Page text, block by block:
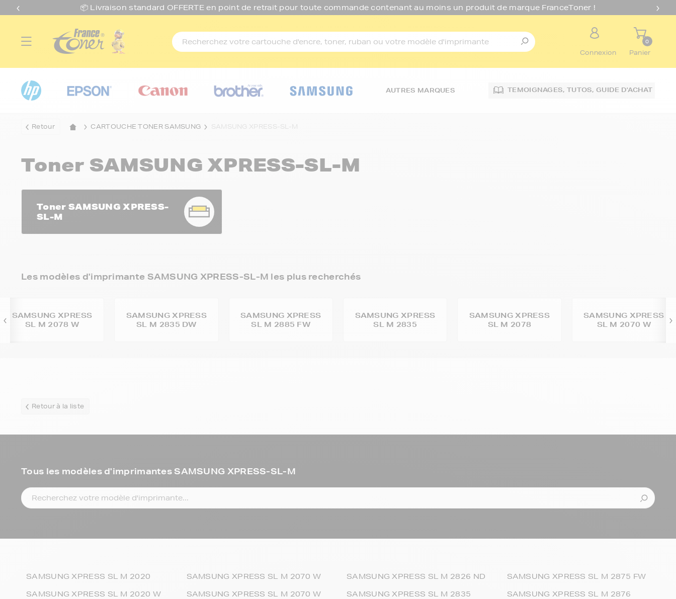
📦 Livraison standard OFFERTE en point de retrait pour toute commande contenant au moins un produit de marque FranceToner !
Connexion
0
Panier
AUTRES MARQUES TEMOIGNAGES, TUTOS,GUIDE D'ACHAT
Retour CARTOUCHE TONER SAMSUNG SAMSUNG XPRESS-SL-M
Toner SAMSUNG XPRESS-SL-M
Toner SAMSUNG XPRESS-
SL-M
Les modèles d'imprimante SAMSUNG XPRESS-SL-M les plus recherchés
SAMSUNG XPRESS
SL M 2078 W
SAMSUNG XPRESS
SL M 2835 DW
SAMSUNG XPRESS
SL M 2885 FW
SAMSUNG XPRESS
SL M 2835
SAMSUNG XPRESS
SL M 2078
SAMSUNG XPRESS
SL M 2070 W
Retour à la liste
Tous les modèles d'imprimantes SAMSUNG XPRESS-SL-M
SAMSUNG XPRESS SL M 2020
SAMSUNG XPRESS SL M 2020 W
SAMSUNG XPRESS SL M 2070 W
SAMSUNG XPRESS SL M 2070 W
SAMSUNG XPRESS SL M 2826 ND
SAMSUNG XPRESS SL M 2835
SAMSUNG XPRESS SL M 2875 FW
SAMSUNG XPRESS SL M 2876